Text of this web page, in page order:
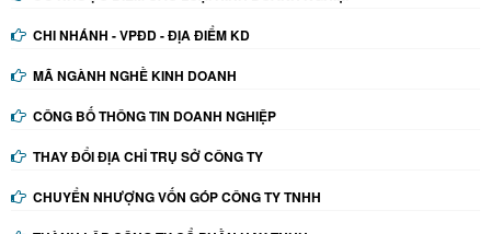
CHI NHÁNH - VPĐD - ĐỊA ĐIỂM KD
MÃ NGÀNH NGHỀ KINH DOANH
CÔNG BỐ THÔNG TIN DOANH NGHIỆP
THAY ĐỔI ĐỊA CHỈ TRỤ SỞ CÔNG TY
CHUYỂN NHƯỢNG VỐN GÓP CÔNG TY TNHH